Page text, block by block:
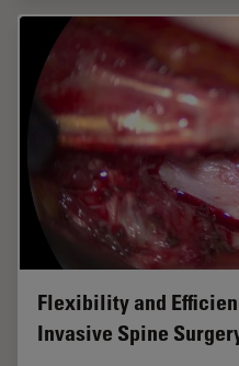
Flexibility and
Invasive Spine